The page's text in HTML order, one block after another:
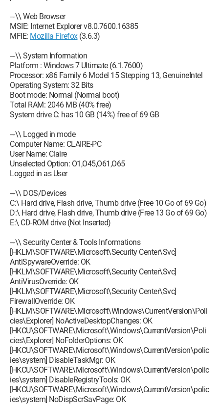
---\\ Web Browser
MSIE: Internet Explorer v8.0.7600.16385
MFIE: Mozilla Firefox(3.6.3)
---\\ System Information
Platform : Windows 7 Ultimate (6.1.7600)
Processor: x86 Family 6 Model 15 Stepping 13, GenuineIntel
Operating System: 32 Bits
Boot mode: Normal (Normal boot)
Total RAM: 2046 MB (40% free)
System drive C: has 10 GB (14%) free of 69 GB
---\\ Logged in mode
Computer Name: CLAIRE-PC
User Name: Claire
Unselected Option: O1,O45,O61,O65
Logged in as User
---\\ DOS/Devices
C:\ Hard drive, Flash drive, Thumb drive (Free 10 Go of 69 Go)
D:\ Hard drive, Flash drive, Thumb drive (Free 13 Go of 69 Go)
E:\ CD-ROM drive (Not Inserted)
---\\ Security Center & Tools Informations
[HKLM\SOFTWARE\Microsoft\Security Center\Svc]
AntiSpywareOverride: OK
[HKLM\SOFTWARE\Microsoft\Security Center\Svc]
AntiVirusOverride: OK
[HKLM\SOFTWARE\Microsoft\Security Center\Svc]
FirewallOverride: OK
[HKLM\SOFTWARE\Microsoft\Windows\CurrentVersion\Poli
cies\Explorer] NoActiveDesktopChanges: OK
[HKCU\SOFTWARE\Microsoft\Windows\CurrentVersion\Poli
cies\Explorer] NoFolderOptions: OK
[HKCU\SOFTWARE\Microsoft\Windows\CurrentVersion\polic
ies\system] DisableTaskMgr: OK
[HKCU\SOFTWARE\Microsoft\Windows\CurrentVersion\polic
ies\system] DisableRegistryTools: OK
[HKCU\SOFTWARE\Microsoft\Windows\CurrentVersion\polic
ies\system] NoDispScrSavPage: OK